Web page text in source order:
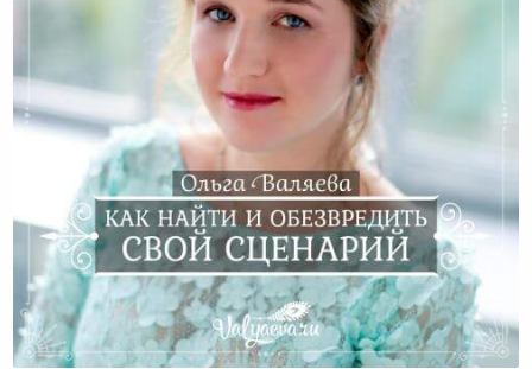
Как Найти И Обезвредить Свой Сценарий